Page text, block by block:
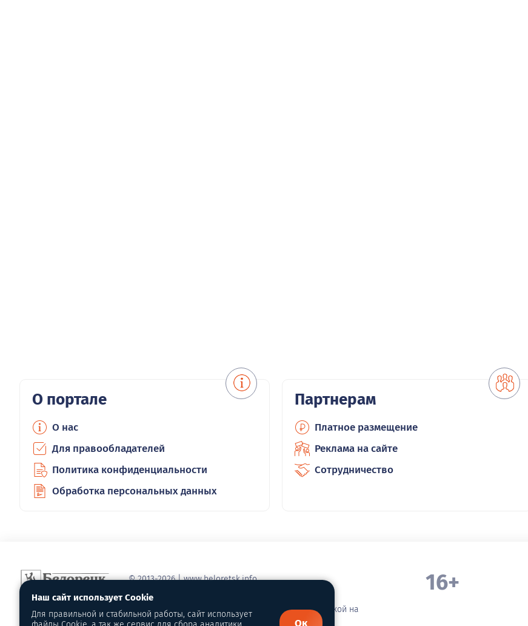
О портале
О нас
Для правообладателей
Политика конфиденциальности
Обработка персональных данных
Партнерам
Платное размещение
Реклама на сайте
Сотрудничество
© 2013-2026 | www.beloretsk.info
Справочно-информационный сайт г. Белорецка
Перепубликация материалов с обязательной ссылкой на
первоисточник - www.beloretsk.info
16+
Наш сайт использует Cookie
Для правильной и стабильной работы, сайт использует
Ок